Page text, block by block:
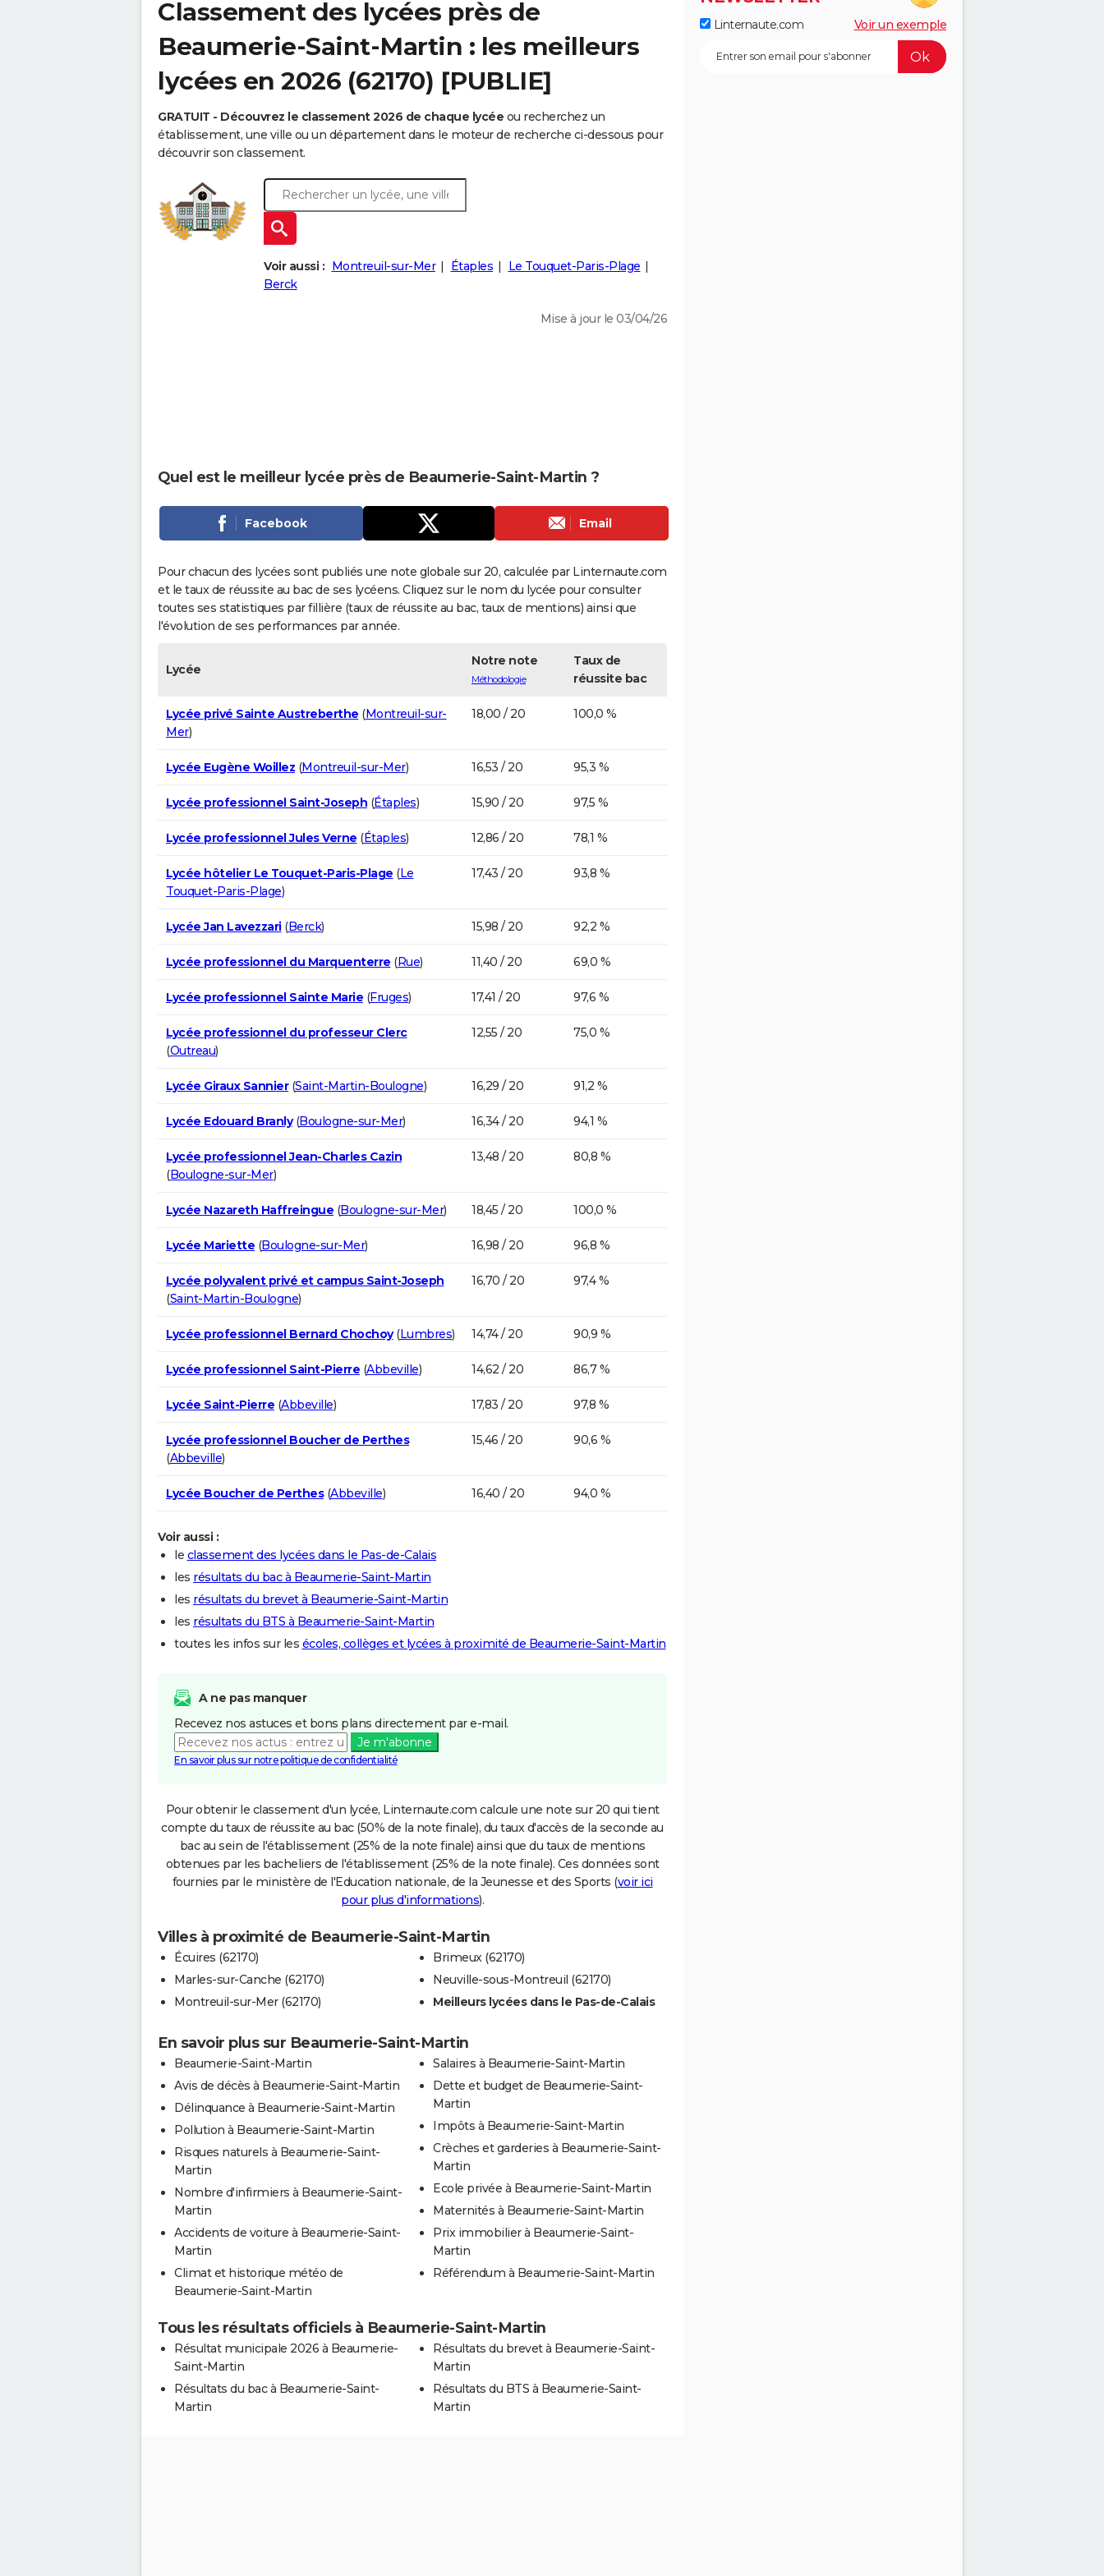
Classement des lycées près de
Beaumerie-Saint-Martin : les meilleurs
lycées en 2026 (62170) [PUBLIE]
GRATUIT - Découvrez le classement 2026 de chaque lycée ou recherchez un
établissement, une ville ou un département dans le moteur de recherche ci-dessous pour
découvrir son classement.
Voir aussi : Montreuil-sur-Mer Étaples
Le Touquet-Paris-Plage
Berck
Mise à jour le 03/04/26
Quel est le meilleur lycée près de Beaumerie-Saint-Martin ?
Facebook Email
Pour chacun des lycées sont publiés une note globale sur 20, calculée par Linternaute.com
et le taux de réussite au bac de ses lycéens. Cliquez sur le nom du lycée pour consulter
toutes ses statistiques par fillière (taux de réussite au bac, taux de mentions) ainsi que
l'évolution de ses performances par année.
Lycée
Notre note
Méthodologie
Taux de
réussite bac
Lycée privé Sainte Austreberthe (Montreuil-sur-
Mer)
18,00 / 20 100,0 %
Lycée Eugène Woillez (Montreuil-sur-Mer) 16,53 / 20 95,3 %
Lycée professionnel Saint-Joseph (Étaples) 15,90 / 20 97,5 %
Lycée professionnel Jules Verne (Étaples) 12,86 / 20 78,1 %
Lycée hôtelier Le Touquet-Paris-Plage (Le
Touquet-Paris-Plage)
17,43 / 20 93,8 %
Lycée Jan Lavezzari(Berck) 15,98 / 20 92,2 %
Lycée professionnel du Marquenterre (Rue) 11,40 / 20 69,0 %
Lycée professionnel Sainte Marie (Fruges) 17,41 / 20 97,6 %
Lycée professionnel du professeur Clerc
(Outreau)
12,55 / 20 75,0 %
Lycée Giraux Sannier(Saint-Martin-Boulogne) 16,29 / 20 91,2 %
Lycée Edouard Branly(Boulogne-sur-Mer) 16,34 / 20 94,1 %
Lycée professionnel Jean-Charles Cazin
(Boulogne-sur-Mer)
13,48 / 20 80,8 %
Lycée Nazareth Haffreingue (Boulogne-sur-Mer) 18,45 / 20 100,0 %
Lycée Mariette (Boulogne-sur-Mer) 16,98 / 20 96,8 %
Lycée polyvalent privé et campus Saint-Joseph
(Saint-Martin-Boulogne)
16,70 / 20 97,4 %
Lycée professionnel Bernard Chochoy(Lumbres) 14,74 / 20 90,9 %
Lycée professionnel Saint-Pierre (Abbeville) 14,62 / 20 86,7 %
Lycée Saint-Pierre (Abbeville) 17,83 / 20 97,8 %
Lycée professionnel Boucher de Perthes
(Abbeville)
15,46 / 20 90,6 %
Lycée Boucher de Perthes(Abbeville) 16,40 / 20 94,0 %
Voir aussi :
le classement des lycées dans le Pas-de-Calais
les résultats du bac à Beaumerie-Saint-Martin
les résultats du brevet à Beaumerie-Saint-Martin
les résultats du BTS à Beaumerie-Saint-Martin
toutes les infos sur les écoles, collèges et lycées à proximité de Beaumerie-Saint-Martin
A ne pas manquer
Recevez nos astuces et bons plans directement par e-mail.
Je m'abonne
En savoir plus sur notre politique de confidentialité
Pour obtenir le classement d'un lycée, Linternaute.com calcule une note sur 20 qui tient
compte du taux de réussite au bac (50% de la note finale), du taux d'accès de la seconde au
bac au sein de l'établissement (25% de la note finale) ainsi que du taux de mentions
obtenues par les bacheliers de l'établissement (25% de la note finale). Ces données sont
fournies par le ministère de l'Education nationale, de la Jeunesse et des Sports (voir ici
pour plus d'informations).
Villes à proximité de Beaumerie-Saint-Martin
Écuires (62170)
Marles-sur-Canche (62170)
Montreuil-sur-Mer (62170)
Brimeux (62170)
Neuville-sous-Montreuil (62170)
Meilleurs lycées dans le Pas-de-Calais
En savoir plus sur Beaumerie-Saint-Martin
Beaumerie-Saint-Martin
Avis de décès à Beaumerie-Saint-Martin
Délinquance à Beaumerie-Saint-Martin
Pollution à Beaumerie-Saint-Martin
Risques naturels à Beaumerie-Saint-
Martin
Nombre d'infirmiers à Beaumerie-Saint-
Martin
Accidents de voiture à Beaumerie-Saint-
Martin
Climat et historique météo de
Beaumerie-Saint-Martin
Salaires à Beaumerie-Saint-Martin
Dette et budget de Beaumerie-Saint-
Martin
Impôts à Beaumerie-Saint-Martin
Crèches et garderies à Beaumerie-Saint-
Martin
Ecole privée à Beaumerie-Saint-Martin
Maternités à Beaumerie-Saint-Martin
Prix immobilier à Beaumerie-Saint-
Martin
Référendum à Beaumerie-Saint-Martin
Tous les résultats officiels à Beaumerie-Saint-Martin
Résultat municipale 2026 à Beaumerie-
Saint-Martin
Résultats du bac à Beaumerie-Saint-
Martin
Résultats du brevet à Beaumerie-Saint-
Martin
Résultats du BTS à Beaumerie-Saint-
Martin
Linternaute.com Voir un exemple